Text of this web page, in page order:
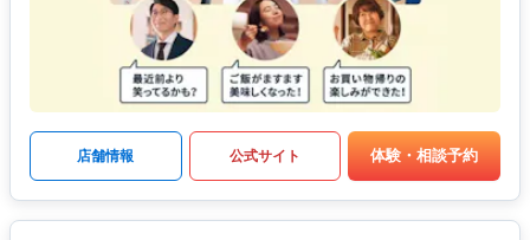
店舗情報 公式サイト 体験・相談予約